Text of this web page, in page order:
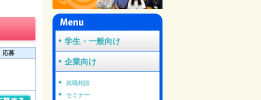
応募
学生・一般向け
企業向け
就職相談
セミナー